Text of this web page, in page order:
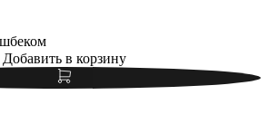
Добавить в корзину